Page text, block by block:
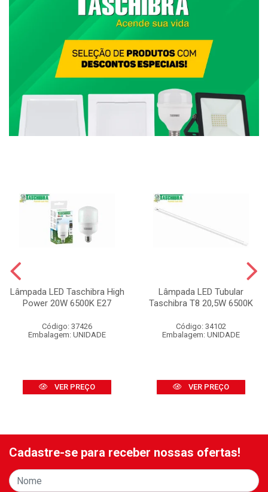
Lâmpada LED Taschibra High
Power 20W 6500K E27
Código: 37426
Embalagem: UNIDADE
VER PREÇO
Lâmpada LED Tubular
Taschibra T8 20,5W 6500K
Código: 34102
Embalagem: UNIDADE
VER PREÇO
Cadastre-se para receber nossas ofertas!